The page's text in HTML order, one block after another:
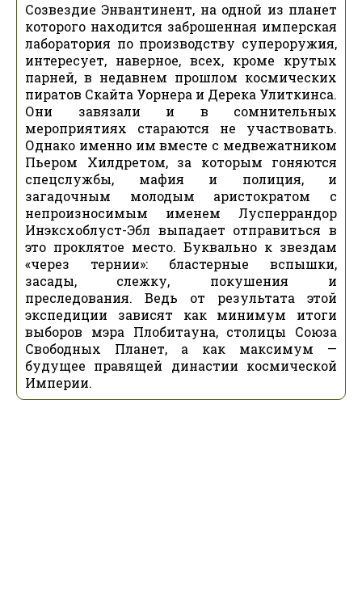
Созвездие Энвантинент, на одной из планет
которого находится заброшенная имперская
лаборатория по производству супероружия,
интересует, наверное, всех, кроме крутых
парней, в недавнем прошлом космических
пиратов Скайта Уорнера и Дерека Улиткинса.
Они завязали и в сомнительных
мероприятиях стараются не участвовать.
Однако именно им вместе с медвежатником
Пьером Хилдретом, за которым гоняются
спецслужбы, мафия и полиция, и
загадочным молодым аристократом с
непроизносимым именем Лусперрандор
Инэксхоблуст-Эбл выпадает отправиться в
это проклятое место. Буквально к звездам
«через тернии»: бластерные вспышки,
засады, слежку, покушения и
преследования. Ведь от результата этой
экспедиции зависят как минимум итоги
выборов мэра Плобитауна, столицы Союза
Свободных Планет, а как максимум —
будущее правящей династии космической
Империи.